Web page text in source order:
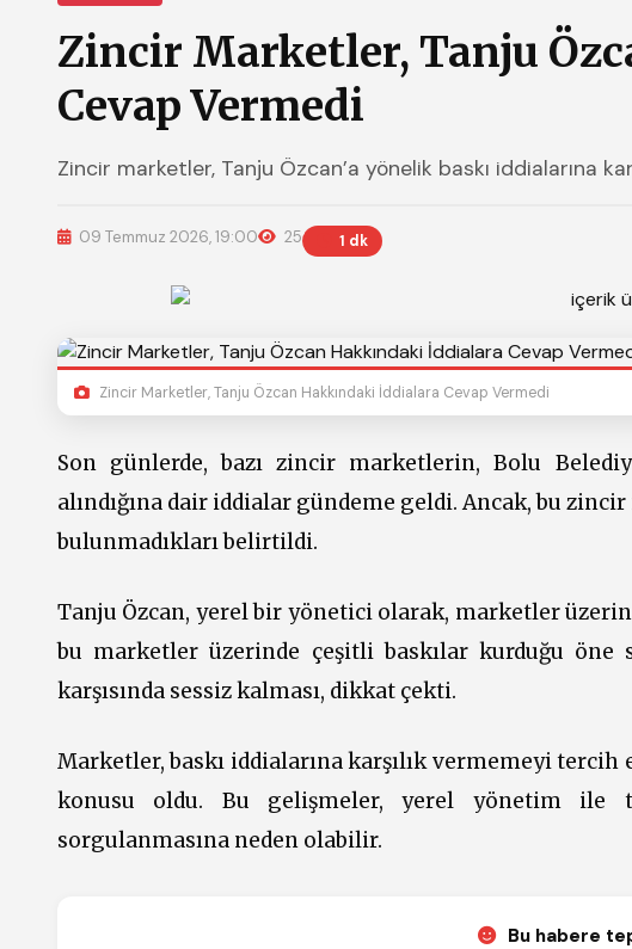
Zincir Marketler, Tanju
Cevap Vermedi
Zincir marketler, Tanju Özcan’a yönelik baskı iddialarına
09 Temmuz 2026, 19:00 25 1 dk
Zincir Marketler, Tanju Özcan Hakkındaki İddialara Cevap Vermedi
Son günlerde, bazı zincir marketlerin, Bolu
alındığına dair iddialar gündeme geldi. Ancak, bu
bulunmadıkları belirtildi.
Tanju Özcan, yerel bir yönetici olarak, marketler
bu marketler üzerinde çeşitli baskılar kurduğu
karşısında sessiz kalması, dikkat çekti.
Marketler, baskı iddialarına karşılık vermemeyi tercih
konusu oldu. Bu gelişmeler, yerel yönetim ile
sorgulanmasına neden olabilir.
Bu habere